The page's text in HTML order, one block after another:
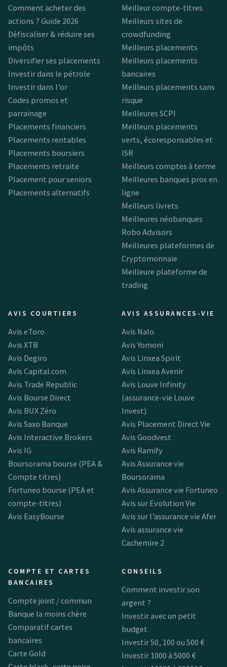
Comment acheter des
actions ? Guide 2026
Défiscaliser & réduire ses
impôts
Diversifier ses placements
Investir dans le pétrole
Investir dans l’or
Codes promos et
parrainage
Placements financiers
Placements rentables
Placements boursiers
Placements retraite
Placement pour seniors
Placements alternatifs
Meilleur compte-titres
Meilleurs sites de
crowdfunding
Meilleurs placements
Meilleurs placements
bancaires
Meilleurs placements sans
risque
Meilleures SCPI
Meilleurs placements
verts, écoresponsables et
ISR
Meilleurs comptes à terme
Meilleures banques pros en
ligne
Meilleurs livrets
Meilleures néobanques
Robo Advisors
Meilleures plateformes de
Cryptomonnaie
Meilleure plateforme de
trading
AVIS COURTIERS
Avis eToro
Avis XTB
Avis Degiro
Avis Capital.com
Avis Trade Republic
Avis Bourse Direct
Avis BUX Zéro
Avis Saxo Banque
Avis Interactive Brokers
Avis IG
Boursorama bourse (PEA &
Compte titres)
Fortuneo bourse (PEA et
compte-titres)
Avis EasyBourse
AVIS ASSURANCES-VIE
Avis Nalo
Avis Yomoni
Avis Linxea Spirit
Avis Linxea Avenir
Avis Louve Infinity
(assurance-vie Louve
Invest)
Avis Placement Direct Vie
Avis Goodvest
Avis Ramify
Avis Assurance vie
Boursorama
Avis Assurance vie Fortuneo
Avis sur Evolution Vie
Avis sur l’assurance vie Afer
Avis assurance vie
Cachemire 2
COMPTE ET CARTES
BANCAIRES
Compte joint / commun
Banque la moins chère
Comparatif cartes
bancaires
Carte Gold
CONSEILS
Comment investir son
argent ?
Investir avec un petit
budget
Investir 50, 100 ou 500 €
Investir 1000 à 5000 €